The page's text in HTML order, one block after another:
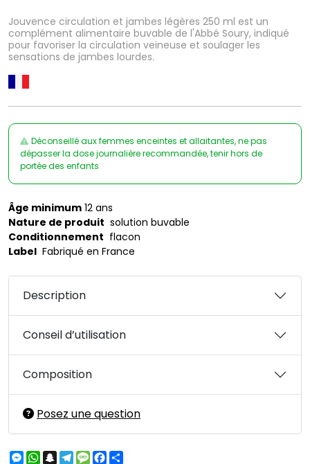
Jouvence circulation et jambes légères 250 ml est un
complément alimentaire buvable de l'Abbé Soury, indiqué
pour favoriser la circulation veineuse et soulager les
sensations de jambes lourdes.
Déconseillé aux femmes enceintes et allaitantes, ne pas
dépasser la dose journalière recommandée, tenir hors de
portée des enfants
Âge minimum 12 ans
Nature de produit solution buvable
Conditionnement flacon
Label Fabriqué en France
Description
Conseil d’utilisation
Composition
Posez une question
Messenger
WhatsApp
Snapchat
Telegram
MessageFacebook